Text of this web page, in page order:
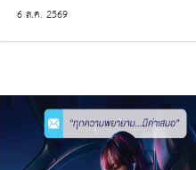
6 ส.ค. 2569